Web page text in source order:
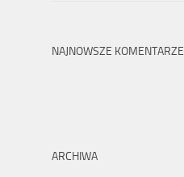
NAJNOWSZE KOMENTARZE
ARCHIWA